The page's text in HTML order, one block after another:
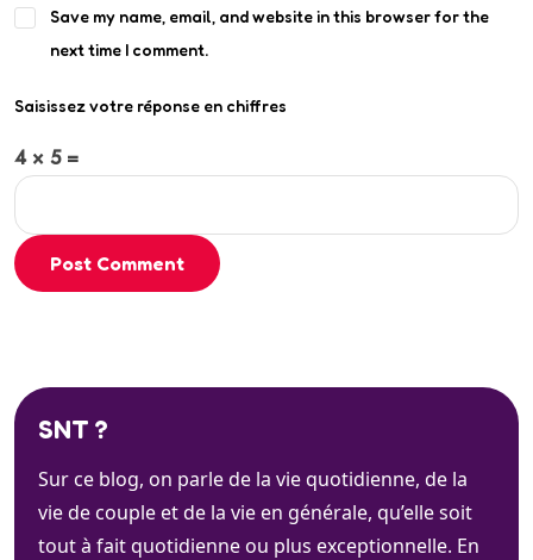
Save my name, email, and website in this browser for the
next time I comment.
Saisissez votre réponse en chiffres
4 × 5 =
Post Comment
SNT ?
Sur ce blog, on parle de la vie quotidienne, de la
vie de couple et de la vie en générale, qu’elle soit
tout à fait quotidienne ou plus exceptionnelle. En